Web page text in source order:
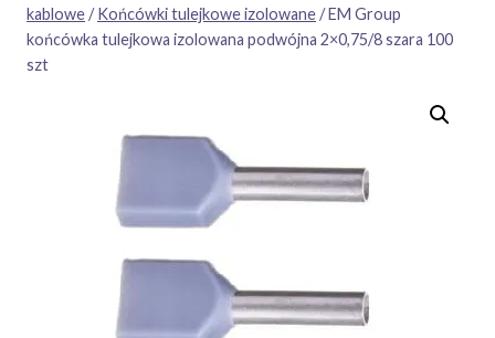
kablowe/ Końcówki tulejkowe izolowane/EM Group
końcówka tulejkowa izolowana podwójna 2×0,75/8 szara 100
szt